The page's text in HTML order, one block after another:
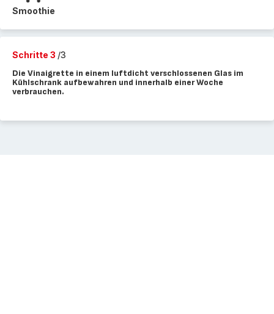
Smoothie
Schritte 3 /3
Die Vinaigrette in einem luftdicht verschlossenen Glas im
Kühlschrank aufbewahren und innerhalb einer Woche
verbrauchen.